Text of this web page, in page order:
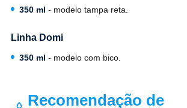
350 ml - modelo tampa reta.
Linha Domi
350 ml - modelo com bico.
Recomendação de